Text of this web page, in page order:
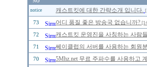
NO
notice
캐스트킷에 대한 간략소개 입니다.
73 어디 품질 좋은 방송국 없습니까?
72 캐스트킷 운영진을 사칭하는 사람
71 쎄이클럽의 서버를 사용하는 회원
70 5Mhz.net 무료 주파수를 사용하고